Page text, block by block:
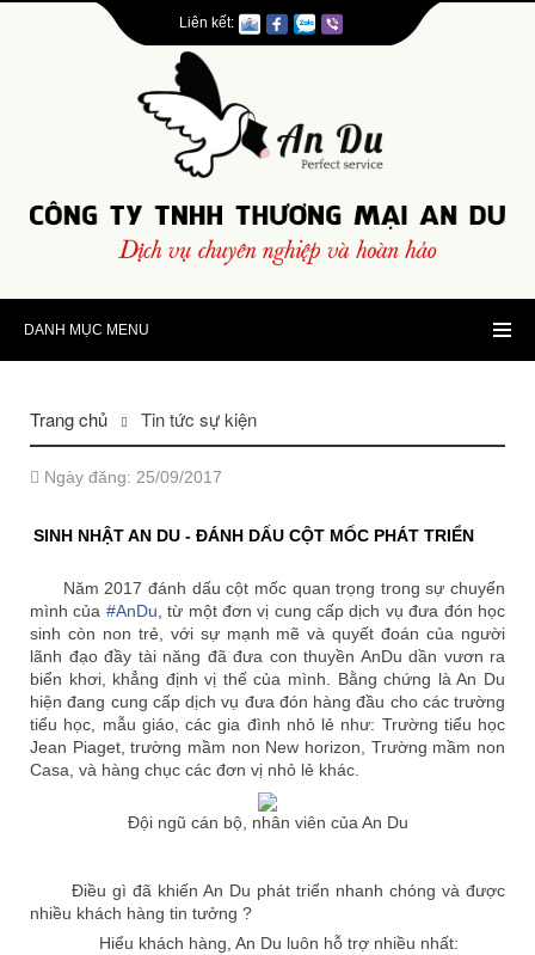
Liên kết:
DANH MỤC MENU
Trang chủ Tin tức sự kiện
Ngày đăng: 25/09/2017
SINH NHẬT AN DU - ĐÁNH DẤU CỘT MỐC PHÁT TRIỂN
Năm 2017 đánh dấu cột mốc quan trọng trong sự chuyển
mình của #AnDu, từ một đơn vị cung cấp dịch vụ đưa đón học
sinh còn non trẻ, với sự mạnh mẽ và quyết đoán của người
lãnh đạo đầy tài năng đã đưa con thuyền AnDu dần vươn ra
biển khơi, khẳng định vị thế của mình. Bằng chứng là An Du
hiện đang cung cấp dịch vụ đưa đón hàng đầu cho các trường
tiểu học, mẫu giáo, các gia đình nhỏ lẻ như: Trường tiểu học
Jean Piaget, trường mầm non New horizon, Trường mầm non
Casa, và hàng chục các đơn vị nhỏ lẻ khác.
Đội ngũ cán bộ, nhân viên của An Du
Điều gì đã khiến An Du phát triển nhanh chóng và được
nhiều khách hàng tin tưởng ?
Hiểu khách hàng, An Du luôn hỗ trợ nhiều nhất: